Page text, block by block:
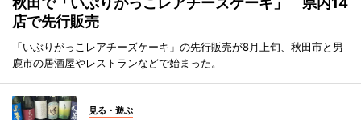
店で先行販売
「いぶりがっこレアチーズケーキ」の先行販売が8月上旬、秋田市と男
鹿市の居酒屋やレストランなどで始まった。
見る・遊ぶ